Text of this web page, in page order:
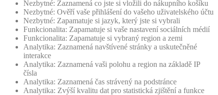
Nezbytné: Zaznamená co jste si vložili do nákupního košíku
Nezbytné: Ověří vaše přihlášení do vašeho uživatelského účtu
Nezbytné: Zapamatuje si jazyk, který jste si vybrali
Funkcionalita: Zapamatuje si vaše nastavení sociálních médií
Funkcionalita: Zapamatuje si vybraný region a zemi
Analytika: Zaznamená navštívené stránky a uskutečněné
interakce
Analytika: Zaznamená vaši polohu a region na základě IP
čísla
Analytika: Zaznamená čas strávený na podstránce
Analytika: Zvýší kvalitu dat pro statistická zjištění a funkce